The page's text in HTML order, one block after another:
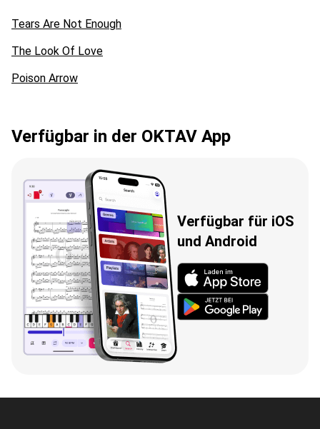
Tears Are Not Enough
The Look Of Love
Poison Arrow
Verfügbar in der OKTAV App
Verfügbar für iOS
und Android